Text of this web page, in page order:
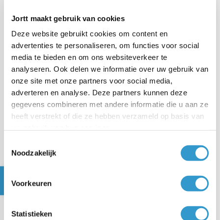
Jortt maakt gebruik van cookies
Deze website gebruikt cookies om content en
advertenties te personaliseren, om functies voor social
media te bieden en om ons websiteverkeer te
analyseren. Ook delen we informatie over uw gebruik van
onze site met onze partners voor social media,
adverteren en analyse. Deze partners kunnen deze
gegevens combineren met andere informatie die u aan ze
heeft verstrekt of die ze hebben verzameld op basis van
Noodzakelijk
Voorkeuren
Statistieken
dat deze personeel in dienst heeft.
Voor deDGA (en partner)maak je de loonstrook
eenvoudig met jortt. Vul de gegevens van de DGA in,
voeg de arbeidsvoorwaarden toe en maak maandelijks
de loonstrook. De aangifte loonbelasting verstuur je
vanuit jortt rechtstreeks naar de Belastingdienst. Het
maken van de loonstrook is een extra dienst, waarvoor
je een aparte factuur ontvangt.
Btw
Ook de
rechtstreeks naar de Belastingdienst. Maak je een
correctie in een periode waarvoor de btw-aangifte al is